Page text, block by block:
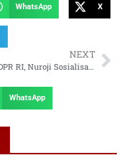
WhatsApp X
NEXT
Reses DPR RI, Nuroji Sosialisasikan KIP di Kota Bekasi
WhatsApp